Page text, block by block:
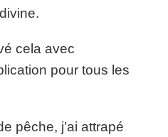
cela avec
pour tous les
pêche, j’ai attrapé